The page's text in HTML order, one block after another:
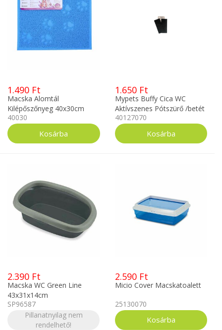
1.490 Ft
Macska Alomtál
Kilépőszőnyeg 40x30cm
kék/pink/bézs
40030
1.650 Ft
Mypets Buffy Cica WC
Aktívszenes Pótszürő /betét
2DB
40127070
2.390 Ft
Macska WC Green Line
43x31x14cm
Sötétkék/szürke
SP96587
Pillanatnyilag nem
rendelhető!
2.590 Ft
Micio Cover Macskatoalett
25130070